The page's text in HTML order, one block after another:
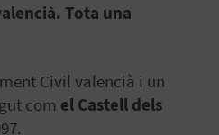
Tota una
Civil valencià i un
com el Castell dels